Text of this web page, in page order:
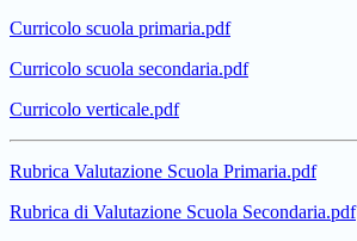
Curricolo scuola primaria.pdf
Curricolo scuola secondaria.pdf
Curricolo verticale.pdf
Rubrica Valutazione Scuola Primaria.pdf
Rubrica di Valutazione Scuola Secondaria.pdf